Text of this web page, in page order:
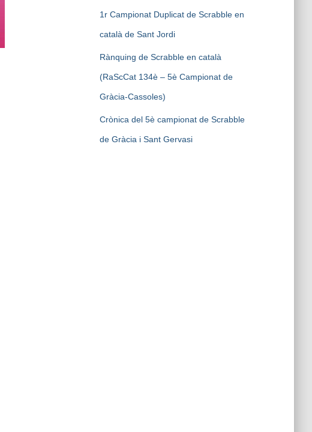
1r Campionat Duplicat de Scrabble en
català de Sant Jordi
Rànquing de Scrabble en català
(RaScCat 134è – 5è Campionat de
Gràcia-Cassoles)
Crònica del 5è campionat de Scrabble
de Gràcia i Sant Gervasi